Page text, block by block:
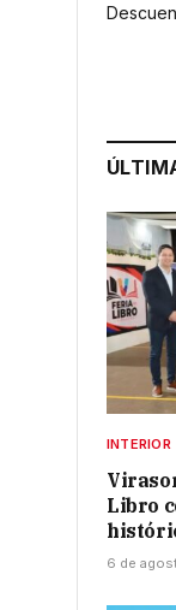
INTERIOR
Libro
6 de